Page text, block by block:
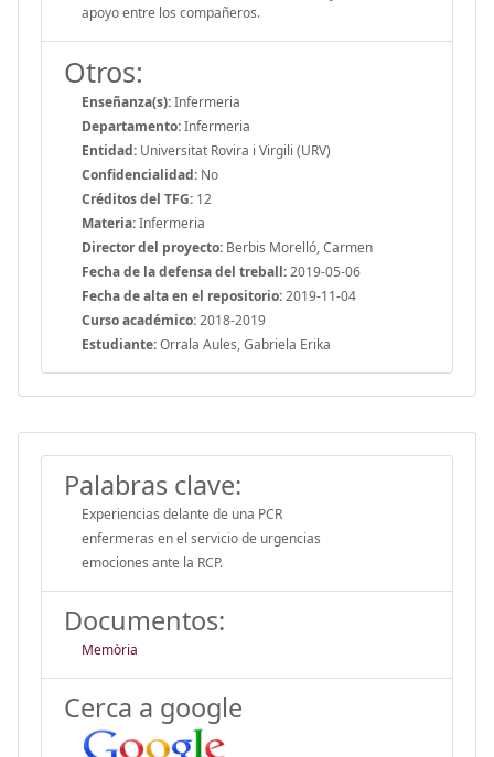
apoyo entre los compañeros.
Otros:
Enseñanza(s):Infermeria
Departamento:Infermeria
Entidad: Universitat Rovira i Virgili (URV)
Confidencialidad: No
Créditos del TFG: 12
Materia:Infermeria
Director del proyecto: Berbis Morelló, Carmen
Fecha de la defensa del treball:2019-05-06
Fecha de alta en el repositorio:2019-11-04
Curso académico:2018-2019
Estudiante:Orrala Aules, Gabriela Erika
Palabras clave:
Experiencias delante de una PCR
enfermeras en el servicio de urgencias
emociones ante la RCP.
Documentos:
Memòria
Cerca a google